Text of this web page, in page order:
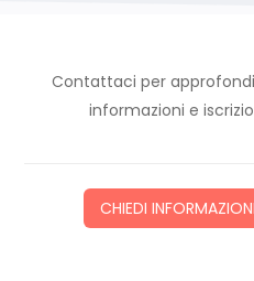
Contattaci per
informazioni e
CHIEDI